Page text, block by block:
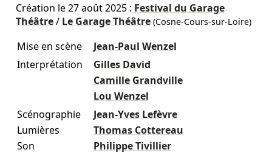
Création le27 août 2025: Festival du Garage
Théâtre/ Le Garage Théâtre(Cosne-Cours-sur-Loire)
Mise en scène
Jean-Paul Wenzel
Interprétation
Gilles David
Camille Grandville
Lou Wenzel
Scénographie
Jean-Yves Lefèvre
Lumières
Thomas Cottereau
Son
Philippe Tivillier